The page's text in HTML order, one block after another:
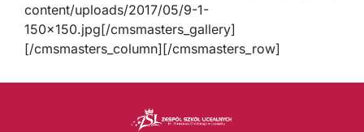
content/uploads/2017/05/9-1-
150×150.jpg[/cmsmasters_gallery]
[/cmsmasters_column][/cmsmasters_row]